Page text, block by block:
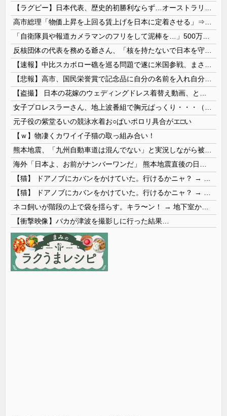
元子役の紫堂るいの競泳水着お○ぱいポロリ具合がエ□い
【ｗ】物凄くカワイイ子猫の取っ組み合い！
【衝撃映像】バカが津波を撮影しに行った結果…